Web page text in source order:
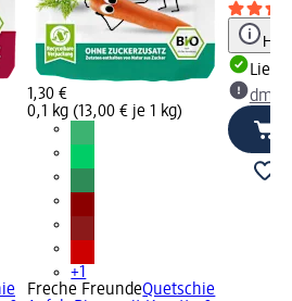
1,30 €
0,1 kg (13,00 € je 1 kg)
+1
Freche FreundeQuetschie
dm